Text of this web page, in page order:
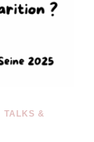
TALKS &